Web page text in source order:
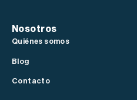
Nosotros
Quiénes somos
Blog
Contacto